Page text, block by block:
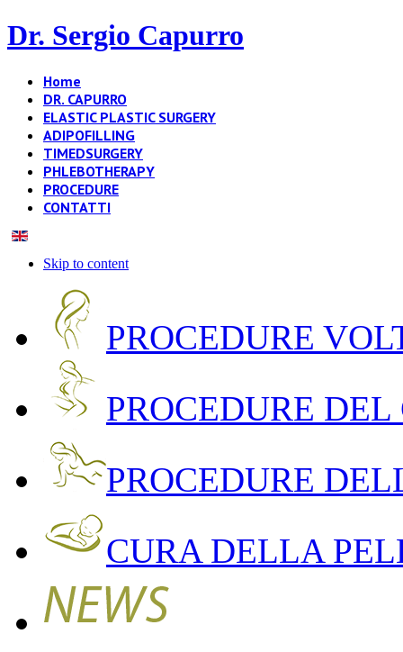
Dr. Sergio Capurro
Home
DR. CAPURRO
ELASTIC PLASTIC SURGERY
ADIPOFILLING
TIMEDSURGERY
PHLEBOTHERAPY
PROCEDURE
CONTATTI
Skip to content
PROCEDURE
PROCEDURE DEL
PROCEDURE
CURA DELLA